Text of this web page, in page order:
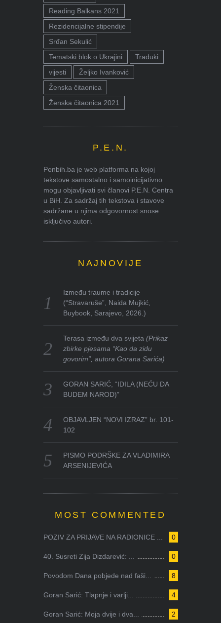
Reading Balkans 2021
Rezidencijalne stipendije
Srđan Sekulić
Tematski blok o Ukrajini
Traduki
vijesti
Željko Ivanković
Ženska čitaonica
Ženska čitaonica 2021
P.E.N.
Penbih.ba je web platforma na kojoj
tekstove samostalno i samoinicijativno
mogu objavljivati svi članovi P.E.N. Centra
u BiH. Za sadržaj tih tekstova i stavove
sadržane u njima odgovornost snose
isključivo autori.
NAJNOVIJE
Između traume i tradicije
(“Stravaruše”, Naida Mujkić,
Buybook, Sarajevo, 2026.)
Terasa između dva svijeta(Prikaz
zbirke pjesama “Kao da zidu
govorim”, autora Gorana Sarića)
GORAN SARIĆ, “IDILA (NEĆU DA
BUDEM NAROD)”
OBJAVLJEN “NOVI IZRAZ” br. 101-
102
PISMO PODRŠKE ZA VLADIMIRA
ARSENIJEVIĆA
MOST COMMENTED
0
POZIV ZA PRIJAVE NA RADIONICE ...
0
40. Susreti Zija Dizdarević: ...
8
Povodom Dana pobjede nad faši...
4
Goran Sarić: Tlapnje i varlji...
2
Goran Sarić: Moja dvije i dva...